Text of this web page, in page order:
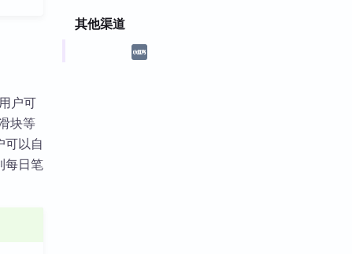
其他渠道
户可
块等
可以自
每日笔